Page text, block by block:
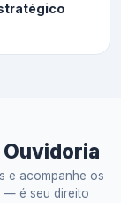
e acompanhe os
— é seu direito